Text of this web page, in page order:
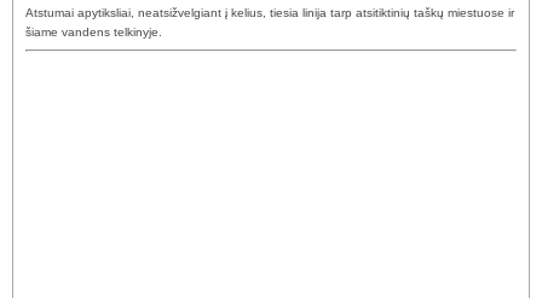
Atstumai apytiksliai, neatsižvelgiant į kelius, tiesia linija tarp atsitiktinių taškų miestuose ir
šiame vandens telkinyje.